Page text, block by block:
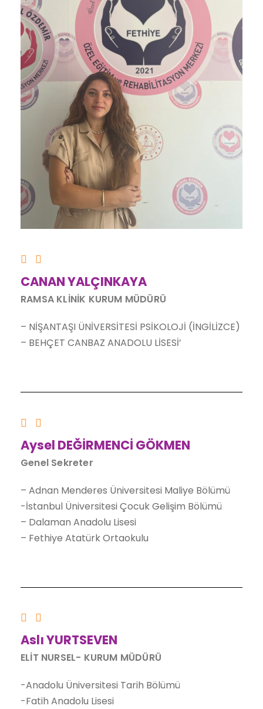
CANAN YALÇINKAYA
RAMSA KLİNİK KURUM MÜDÜRÜ
– NİŞANTAŞI ÜNİVERSİTESİ PSİKOLOJİ (İNGİLİZCE)
– BEHÇET CANBAZ ANADOLU LİSESİ’
Aysel DEĞİRMENCİ GÖKMEN
Genel Sekreter
– Adnan Menderes Üniversitesi Maliye Bölümü
-İstanbul Üniversitesi Çocuk Gelişim Bölümü
– Dalaman Anadolu Lisesi
– Fethiye Atatürk Ortaokulu
Aslı YURTSEVEN
ELİT NURSEL- KURUM MÜDÜRÜ
-Anadolu Üniversitesi Tarih Bölümü
-Fatih Anadolu Lisesi